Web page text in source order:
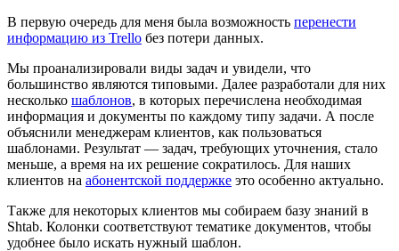
В первую очередь для меня была возможность перенести
информацию из Trello без потери данных.
Мы проанализировали виды задач и увидели, что
большинство являются типовыми. Далее разработали для них
несколько шаблонов, в которых перечислена необходимая
информация и документы по каждому типу задачи. А после
объяснили менеджерам клиентов, как пользоваться
шаблонами. Результат — задач, требующих уточнения, стало
меньше, а время на их решение сократилось. Для наших
клиентов на абонентской поддержке это особенно актуально.
Также для некоторых клиентов мы собираем базу знаний в
Shtab. Колонки соответствуют тематике документов, чтобы
удобнее было искать нужный шаблон.